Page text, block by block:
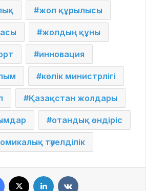
жол құрылысы
жолдың құны
инновация
көлік министрлігі
Қазақстан жолдары
отандық өндіріс
тәуелділік
Facebook LinkedIn